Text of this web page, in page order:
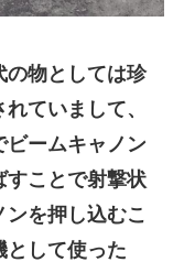
物としては珍
ていまして、
ビームキャノン
すことで射撃状
を押し込むこ
として使った